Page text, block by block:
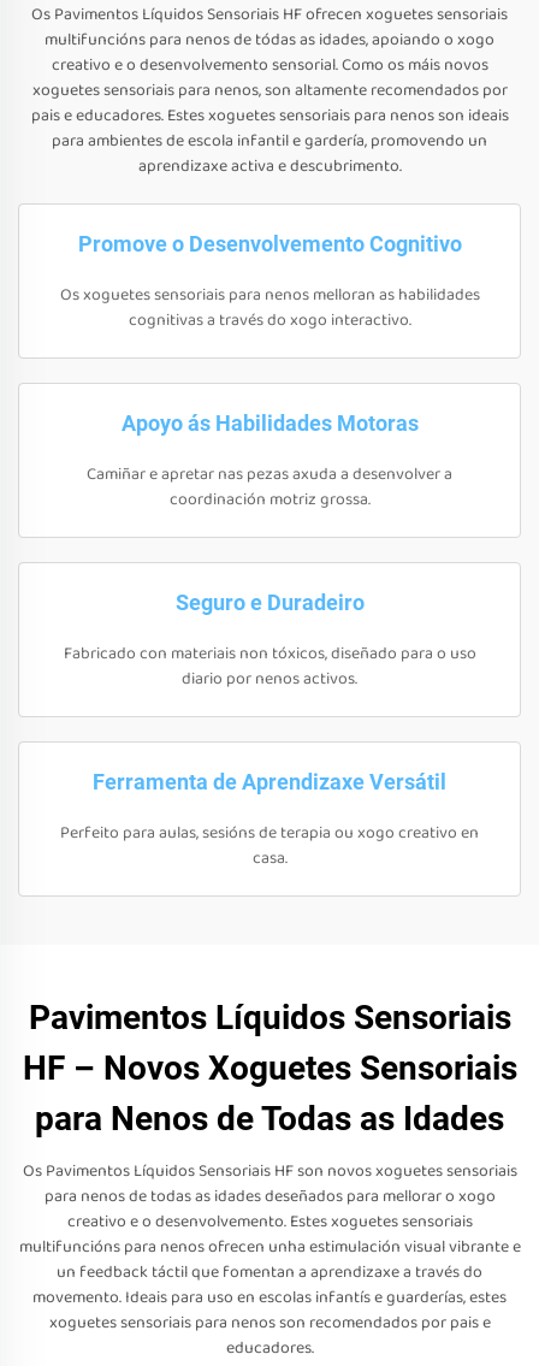
Os Pavimentos Líquidos Sensoriais HF ofrecen xoguetes sensoriais
multifuncións para nenos de tódas as idades, apoiando o xogo
creativo e o desenvolvemento sensorial. Como os máis novos
xoguetes sensoriais para nenos, son altamente recomendados por
pais e educadores. Estes xoguetes sensoriais para nenos son ideais
para ambientes de escola infantil e gardería, promovendo un
aprendizaxe activa e descubrimento.
Promove o Desenvolvemento Cognitivo
Os xoguetes sensoriais para nenos melloran as habilidades
cognitivas a través do xogo interactivo.
Apoyo ás Habilidades Motoras
Camiñar e apretar nas pezas axuda a desenvolver a
coordinación motriz grossa.
Seguro e Duradeiro
Fabricado con materiais non tóxicos, diseñado para o uso
diario por nenos activos.
Ferramenta de Aprendizaxe Versátil
Perfeito para aulas, sesións de terapia ou xogo creativo en
casa.
Pavimentos Líquidos Sensoriais
HF – Novos Xoguetes Sensoriais
para Nenos de Todas as Idades
Os Pavimentos Líquidos Sensoriais HF son novos xoguetes sensoriais
para nenos de todas as idades deseñados para mellorar o xogo
creativo e o desenvolvemento. Estes xoguetes sensoriais
multifuncións para nenos ofrecen unha estimulación visual vibrante e
un feedback táctil que fomentan a aprendizaxe a través do
movemento. Ideais para uso en escolas infantís e guarderías, estes
xoguetes sensoriais para nenos son recomendados por pais e
educadores.